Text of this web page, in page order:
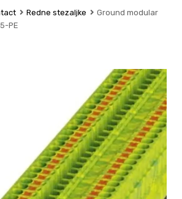
Redne stezaljke
Ground modular
PE